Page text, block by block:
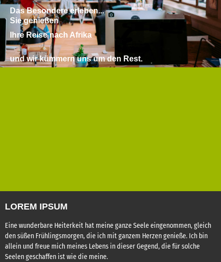
Das Besondere erleben...
Sie genießen
Ihre Reise nach Afrika
und wir kümmern uns um den Rest.
LOREM IPSUM
Eine wunderbare Heiterkeit hat meine ganze Seele eingenommen, gleich
den süßen Frühlingsmorgen, die ich mit ganzem Herzen genieße. Ich bin
allein und freue mich meines Lebens in dieser Gegend, die für solche
Seelen geschaffen ist wie die meine.